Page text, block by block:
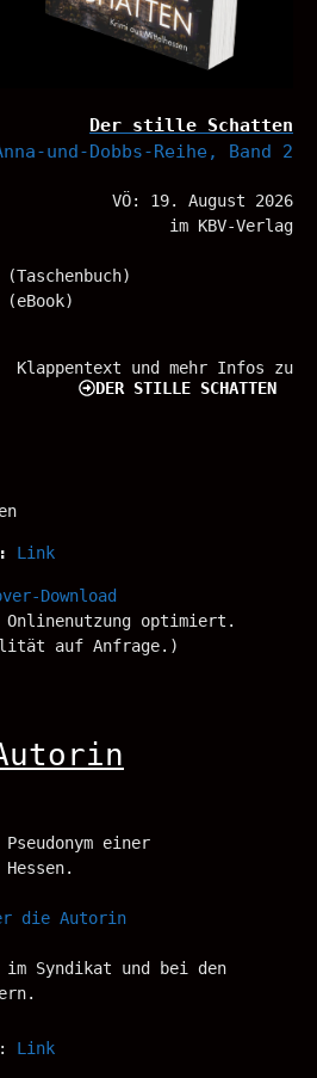
Der stille Schatten
und-Dobbs-Reihe, Band 2
VÖ: 19. August 2026
im KBV-Verlag
(Taschenbuch)
(eBook)
Klappentext und mehr Infos zu
DER STILLE SCHATTEN
Link
Download
optimiert.
auf Anfrage.)
einer
die Autorin
Syndikat und bei den
Link